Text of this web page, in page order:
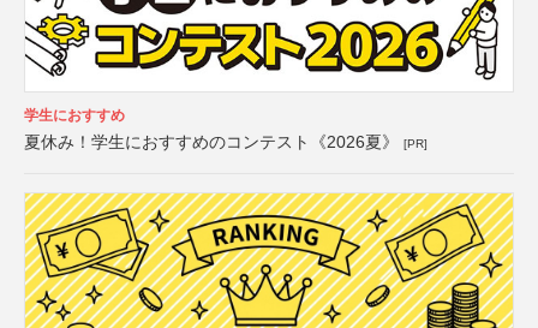
学生におすすめ
夏休み！学生におすすめのコンテスト《2026夏》 [PR]